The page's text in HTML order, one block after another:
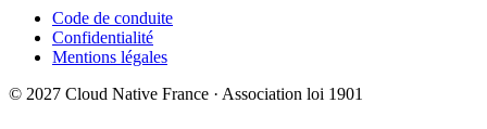
Code de conduite
Confidentialité
Mentions légales
© 2027 Cloud Native France · Association loi 1901